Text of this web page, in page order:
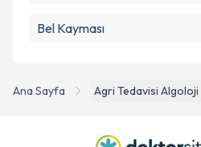
Ana Sayfa Agri Tedavisi Algoloji
Bel Kayması